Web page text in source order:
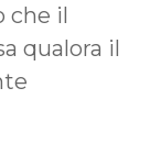
che il
qualora il